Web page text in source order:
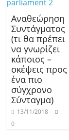
Αναθεώρηση
Συντάγματος
(τι θα πρέπει
να γνωρίζει
κάποιος –
σκέψεις προς
ένα πιο
σύγχρονο
Σύνταγμα)
13/11/2018
0